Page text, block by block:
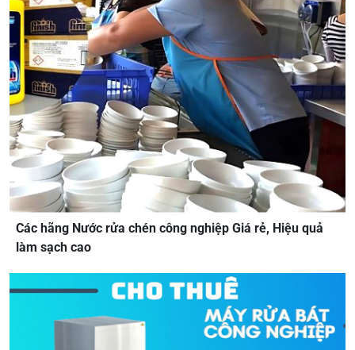
Các hãng Nước rửa chén công nghiệp Giá rẻ, Hiệu quả
làm sạch cao